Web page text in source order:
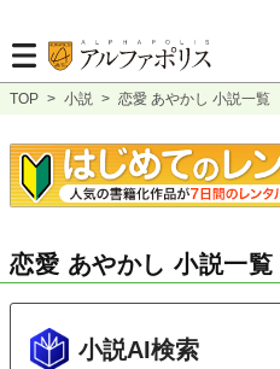
TOP > 小説 > 恋愛 あやかし 小説一覧
恋愛 あやかし 小説一覧
小説AI検索